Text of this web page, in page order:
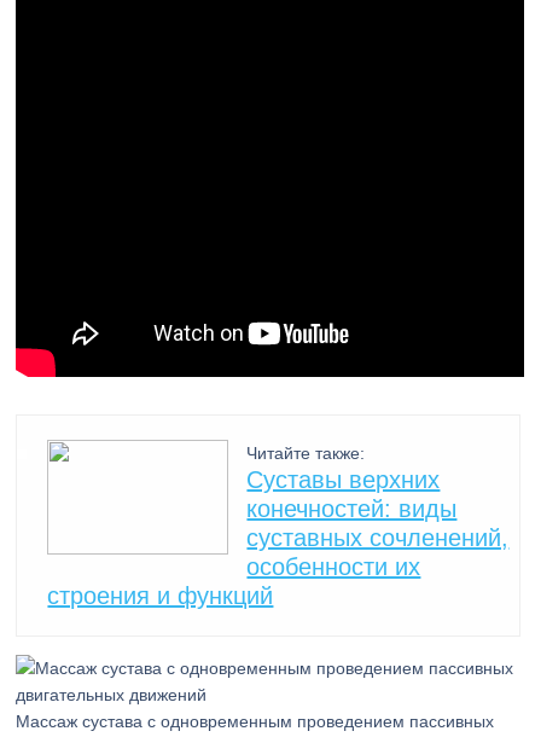
Читайте также:
Суставы верхних
конечностей: виды
суставных сочленений,
особенности их
строения и функций
Массаж сустава с одновременным проведением пассивных